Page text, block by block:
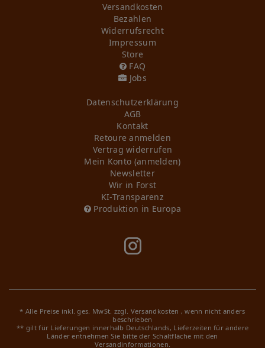
Versandkosten
Bezahlen
Widerrufs­recht
Impressum
Store
FAQ
Jobs
Daten­schutz­erklärung
AGB
Kontakt
Retoure anmelden
Vertrag widerrufen
Mein Konto (anmelden)
Newsletter
Wir in Forst
KI-Transparenz
Produktion in Europa
* Alle Preise inkl. ges. MwSt. zzgl. Versandkosten , wenn nicht anders
beschrieben
** gilt für Lieferungen innerhalb Deutschlands, Lieferzeiten für andere
Länder entnehmen Sie bitte der Schaltfläche mit den
Versandinformationen.